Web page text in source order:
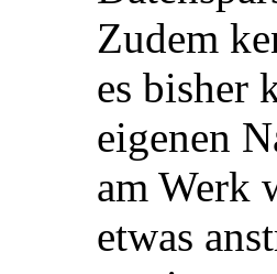
Zudem
es bisher
eigenen
am Werk
etwas